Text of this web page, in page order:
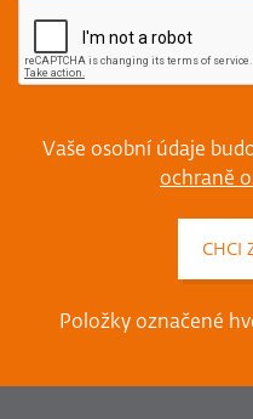
Vaše osobní údaje
ochraně
Položky označené